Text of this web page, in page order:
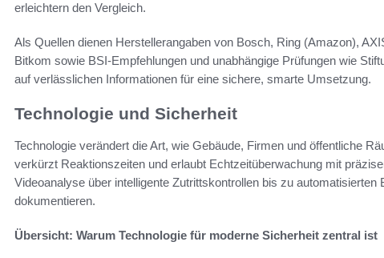
erleichtern den Vergleich.
Als Quellen dienen Herstellerangaben von Bosch, Ring (Amazon),
Bitkom sowie BSI-Empfehlungen und unabhängige Prüfungen wie
auf verlässlichen Informationen für eine sichere, smarte Umsetzung.
Technologie und Sicherheit
Technologie verändert die Art, wie Gebäude, Firmen und öffentliche
verkürzt Reaktionszeiten und erlaubt Echtzeitüberwachung mit
Videoanalyse über intelligente Zutrittskontrollen bis zu automatisierten
dokumentieren.
Übersicht: Warum Technologie für moderne Sicherheit zentral ist